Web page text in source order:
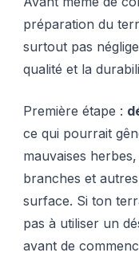
préparation du
surtout pas
qualité et la
Première étape :
ce qui pourrait
mauvaises
branches et
surface. Si ton
pas à utiliser un
avant de